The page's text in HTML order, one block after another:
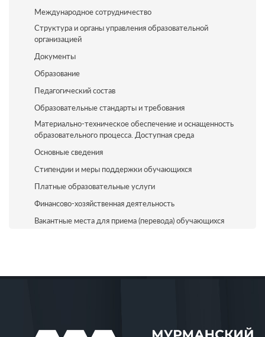
Международное сотрудничество
Структура и органы управления образовательной
организацией
Документы
Образование
Педагогический состав
Образовательные стандарты и требования
Материально-техническое обеспечение и оснащенность
образовательного процесса. Доступная среда
Основные сведения
Стипендии и меры поддержки обучающихся
Платные образовательные услуги
Финансово-хозяйственная деятельность
Вакантные места для приема (перевода) обучающихся